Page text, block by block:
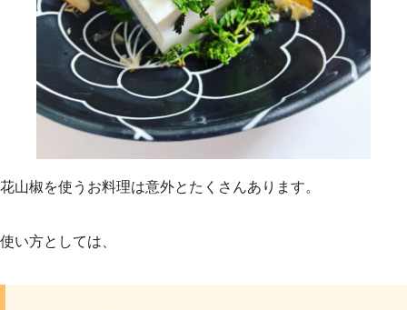
花山椒を使うお料理は意外とたくさんあります。
使い方としては、